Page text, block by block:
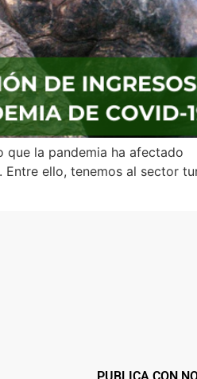
la pandemia ha afectado
ello, tenemos al sector